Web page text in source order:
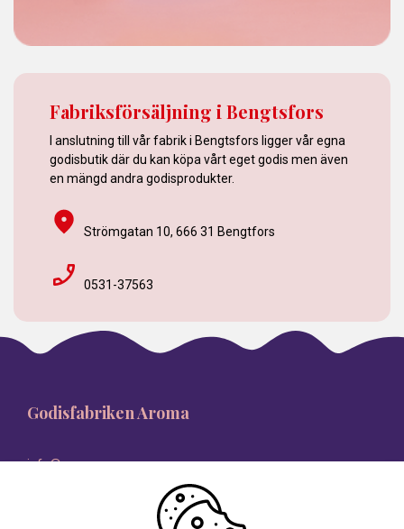
Fabriksförsäljning i Bengtsfors
I anslutning till vår fabrik i Bengtsfors ligger vår egna
godisbutik där du kan köpa vårt eget godis men även
en mängd andra godisprodukter.
Strömgatan 10, 666 31 Bengtfors
0531-37563
Godisfabriken Aroma
info@aroma.se